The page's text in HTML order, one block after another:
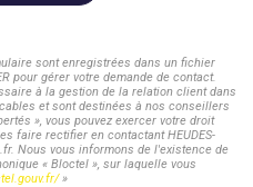
sont enregistrées dans un fichier
pour gérer votre demande de contact.
à la gestion de la relation client dans
et sont destinées à nos conseillers
», vous pouvez exercer votre droit
faire rectifier en contactant HEUDES-
Nous vous informons de l'existence de
« Bloctel », sur laquelle vous
»